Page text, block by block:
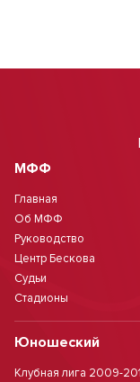
МФФ
Главная
Об МФФ
Руководство
Центр Бескова
Судьи
Стадионы
Юношеский
Клубная лига 2009-